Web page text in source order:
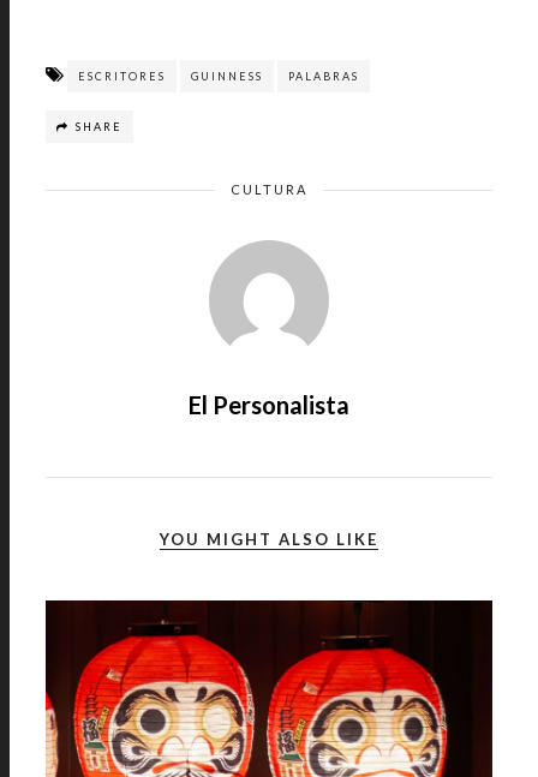
ESCRITORES GUINNESS PALABRAS
SHARE
CULTURA
El Personalista
YOU MIGHT ALSO LIKE